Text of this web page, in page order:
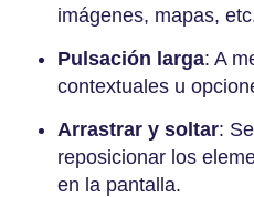
imágenes, mapas,
Pulsación larga: A
contextuales u
Arrastrar y soltar:
reposicionar los
en la pantalla.